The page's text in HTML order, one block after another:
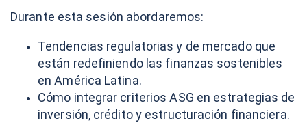
Durante esta sesión abordaremos:
Tendencias regulatorias y de mercado que
están redefiniendo las finanzas sostenibles
en América Latina.
Cómo integrar criterios ASG en estrategias de
inversión, crédito y estructuración financiera.